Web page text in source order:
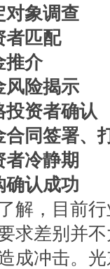
对象调查
者匹配
推介
风险揭示
投资者确认
合同签署、
者冷静期
确认成功
，目前行
求差别并
成冲击。